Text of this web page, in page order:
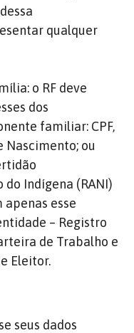
qualquer
o RF deve
dos
familiar: CPF,
Nascimento; ou
Indígena (RANI)
apenas esse
– Registro
de Trabalho e
Eleitor.
seus dados